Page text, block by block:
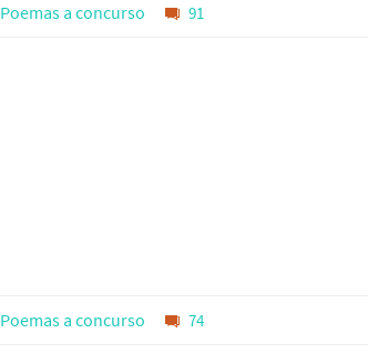
Poemas a concurso 91
Poemas a concurso 74